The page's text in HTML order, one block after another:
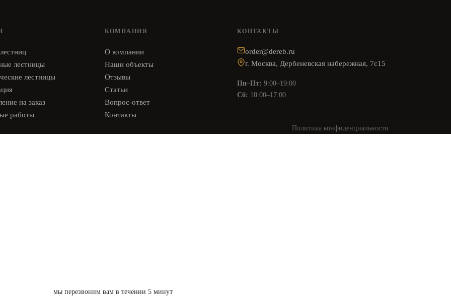
лестницы
лестницы
на заказ
работы
КОМПАНИЯ
О компании
Наши объекты
Отзывы
Статьи
Вопрос-ответ
Контакты
КОНТАКТЫ
order@dereb.ru
г. Москва, Дербеневская набережная, 7с15
Пн–Пт: 9:00–19:00
Сб: 10:00–17:00
Политика конфиденциальности
мы перезвоним вам в течении 5 минут